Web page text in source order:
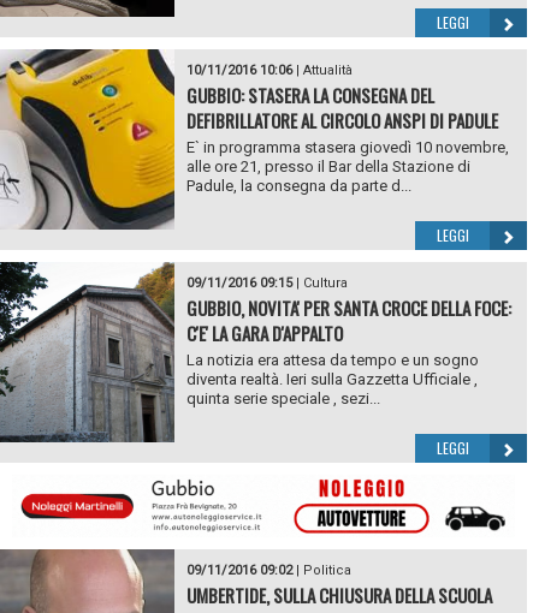
LEGGI
10/11/2016 10:06| Attualità
GUBBIO: STASERA LA CONSEGNA DEL
DEFIBRILLATORE AL CIRCOLO ANSPI DI PADULE
E` in programma stasera giovedì 10 novembre,
alle ore 21, presso il Bar della Stazione di
Padule, la consegna da parte d...
LEGGI
09/11/2016 09:15| Cultura
GUBBIO, NOVITA' PER SANTA CROCE DELLA FOCE:
C'E' LA GARA D'APPALTO
La notizia era attesa da tempo e un sogno
diventa realtà. Ieri sulla Gazzetta Ufficiale ,
quinta serie speciale , sezi...
LEGGI
09/11/2016 09:02| Politica
UMBERTIDE, SULLA CHIUSURA DELLA SCUOLA